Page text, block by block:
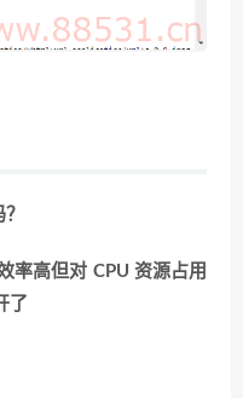
率高但对 CPU 资源占用
了